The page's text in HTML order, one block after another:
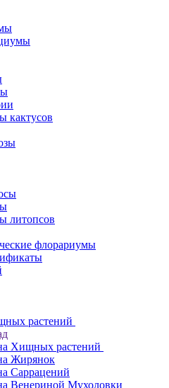
кактусов
литопсов
флорариумы
растений
Хищных растений
Жирянок
Саррацений
Венериной Мухоловки